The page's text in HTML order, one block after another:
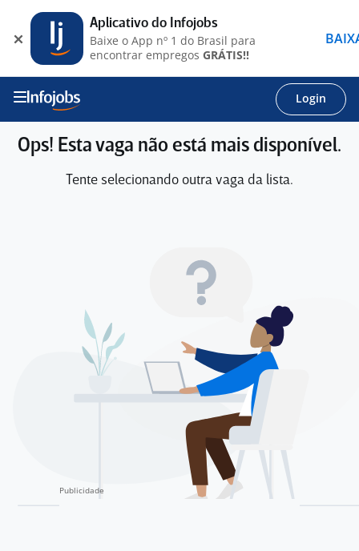
Login
Ops! Esta vaga não está mais disponível.
Tente selecionando outra vaga da lista.
Aplicativo do Infojobs
Baixe o App nº 1 do Brasil para
encontrar empregos GRÁTIS!!